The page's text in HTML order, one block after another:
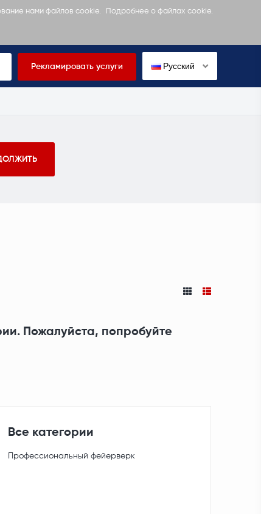
нами файлов cookie. Подробнее о файлах cookie.
Рекламировать услуги Русский
Пожалуйста, попробуйте
Все категории
Профессиональный фейерверк